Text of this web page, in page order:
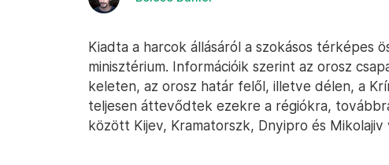
Kiadta a harcok állásáról a szokásos térképes
minisztérium. Információik szerint az orosz
keleten, az orosz határ felől, illetve délen, a
teljesen áttevődtek ezekre a régiókra,
között Kijev, Kramatorszk, Dnyipro és Mikolajiv